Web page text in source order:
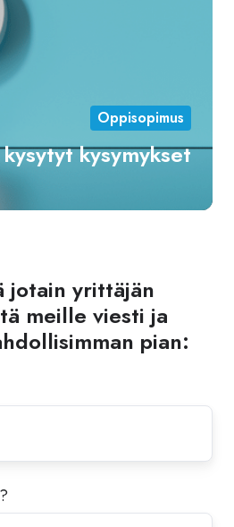
Oppisopimus
kysymykset
jotain yrittäjän
meille viesti ja
pian: